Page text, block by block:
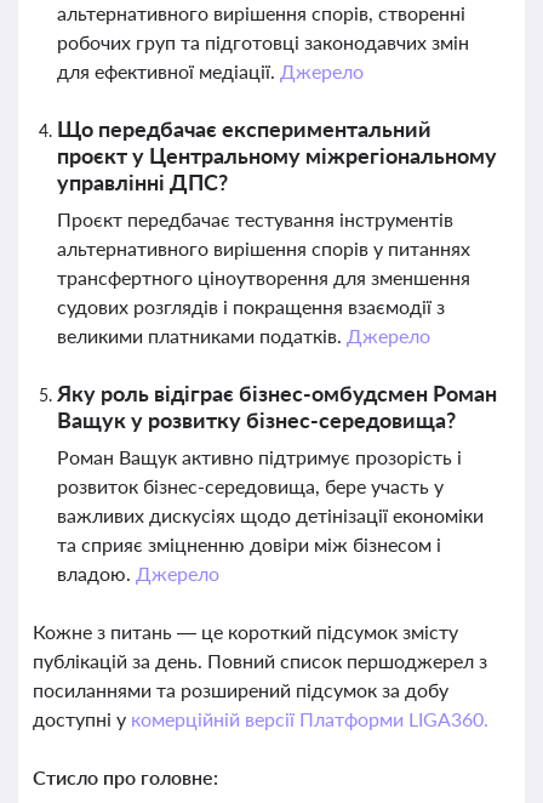
альтернативного вирішення спорів, створенні
робочих груп та підготовці законодавчих змін
для ефективної медіації. Джерело
Що передбачає експериментальний
проєкт у Центральному міжрегіональному
управлінні ДПС?
Проєкт передбачає тестування інструментів
альтернативного вирішення спорів у питаннях
трансфертного ціноутворення для зменшення
судових розглядів і покращення взаємодії з
великими платниками податків. Джерело
Яку роль відіграє бізнес-омбудсмен Роман
Ващук у розвитку бізнес-середовища?
Роман Ващук активно підтримує прозорість і
розвиток бізнес-середовища, бере участь у
важливих дискусіях щодо детінізації економіки
та сприяє зміцненню довіри між бізнесом і
владою. Джерело
Кожне з питань — це короткий підсумок змісту
публікацій за день. Повний список першоджерел з
посиланнями та розширений підсумок за добу
доступні у комерційній версії Платформи LIGA360.
Стисло про головне: